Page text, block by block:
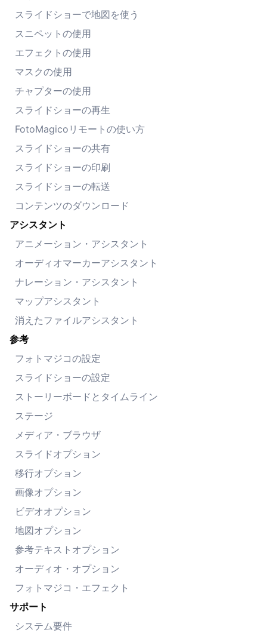
スライドショーで地図を使う
スニペットの使用
エフェクトの使用
マスクの使用
チャプターの使用
スライドショーの再生
FotoMagicoリモートの使い方
スライドショーの共有
スライドショーの印刷
スライドショーの転送
コンテンツのダウンロード
アシスタント
アニメーション・アシスタント
オーディオマーカーアシスタント
ナレーション・アシスタント
マップアシスタント
消えたファイルアシスタント
参考
フォトマジコの設定
スライドショーの設定
ストーリーボードとタイムライン
ステージ
メディア・ブラウザ
スライドオプション
移行オプション
画像オプション
ビデオオプション
地図オプション
参考テキストオプション
オーディオ・オプション
フォトマジコ・エフェクト
サポート
システム要件